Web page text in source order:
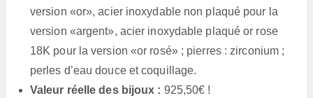
version «or», acier inoxydable non plaqué pour la
version «argent», acier inoxydable plaqué or rose
18K pour la version «or rosé» ; pierres : zirconium ;
perles d’eau douce et coquillage.
Valeur réelle des bijoux : 925,50€ !